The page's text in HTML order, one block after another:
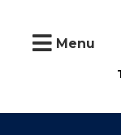
Menu